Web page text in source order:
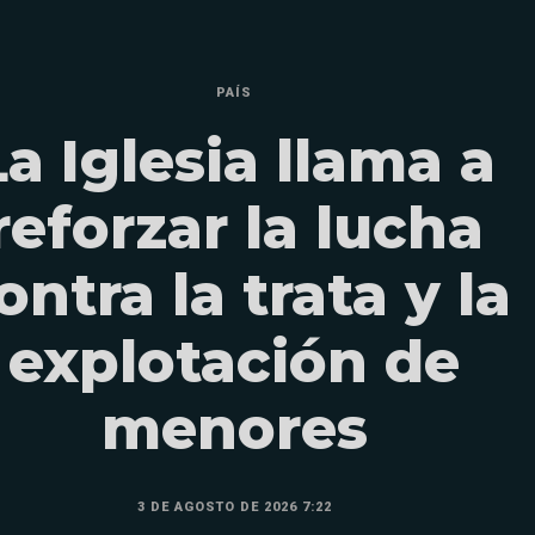
PAÍS
Iglesia llama a
la lucha
la trata y la
explotación de
menores
3 DE AGOSTO DE 2026 7:22